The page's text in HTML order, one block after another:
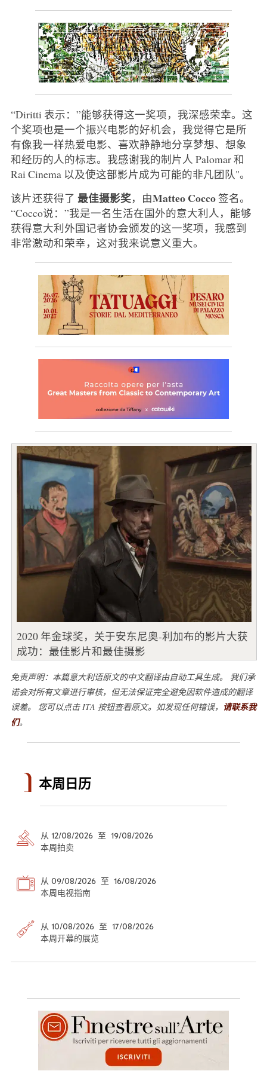
“Diritti 表示：”能够获得这一奖项，我深感荣幸。这
个奖项也是一个振兴电影的好机会，我觉得它是所
有像我一样热爱电影、喜欢静静地分享梦想、想象
和经历的人的标志。我感谢我的制片人 Palomar 和
Rai Cinema 以及使这部影片成为可能的非凡团队"。
该片还获得了 最佳摄影奖，由Matteo Cocco签名。
“Cocco说：”我是一名生活在国外的意大利人，能够
获得意大利外国记者协会颁发的这一奖项，我感到
非常激动和荣幸，这对我来说意义重大。
2020 年金球奖，关于安东尼奥-利加布的影片大获
成功：最佳影片和最佳摄影
免责声明：本篇意大利语原文的中文翻译由自动工具生成。 我们承
诺会对所有文章进行审核，但无法保证完全避免因软件造成的翻译
误差。 您可以点击 ITA 按钮查看原文。如发现任何错误， 请联系我
们。
本周日历
从 12/08/2026 至 19/08/2026
本周拍卖
从 09/08/2026 至 16/08/2026
本周电视指南
从 10/08/2026 至 17/08/2026
本周开幕的展览